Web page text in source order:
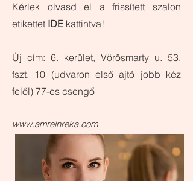
Kérlek olvasd el a frissített szalon
etikettet IDE kattintva!
Új cím: 6. kerület, Vörösmarty u. 53.
fszt. 10 (udvaron első ajtó jobb kéz
felől) 77-es csengő
www.amreinreka.com